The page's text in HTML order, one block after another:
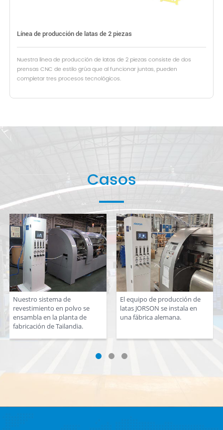
Línea de producción de latas de 2 piezas
Nuestra línea de producción de latas de 2 piezas consiste de dos
prensas CNC de estilo grúa que al funcionar juntas, pueden
completar tres procesos tecnológicos.
Casos
Nuestro sistema de
revestimiento en polvo se
ensambla en la planta de
fabricación de Tailandia.
El equipo de producción de
latas JORSON se instala en
una fábrica alemana.